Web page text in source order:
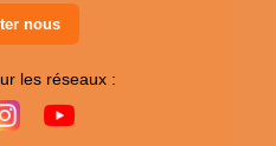
nous
les réseaux :